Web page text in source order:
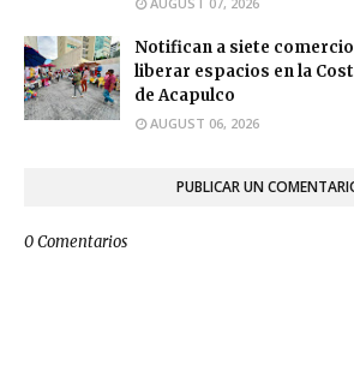
Notifican a siete
liberar espacios en la
de Acapulco
AUGUST 06, 2026
PUBLICAR UN
0 Comentarios